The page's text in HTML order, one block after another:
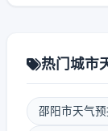
热门城市
邵阳市天气预